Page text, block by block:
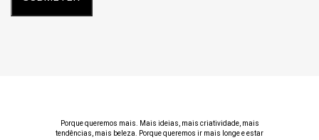
Porque queremos mais. Mais ideias, mais criatividade, mais
tendências, mais beleza. Porque queremos ir mais longe e estar